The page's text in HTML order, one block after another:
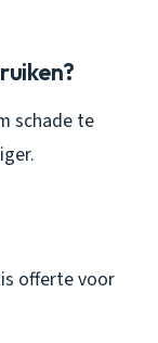
schade te
offerte voor